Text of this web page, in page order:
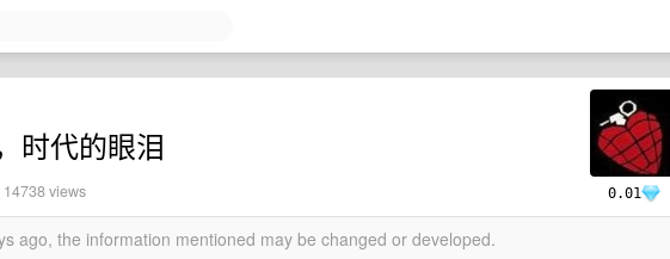
0.01
时代的眼泪
14738 views
ago, the information mentioned may be changed or developed.